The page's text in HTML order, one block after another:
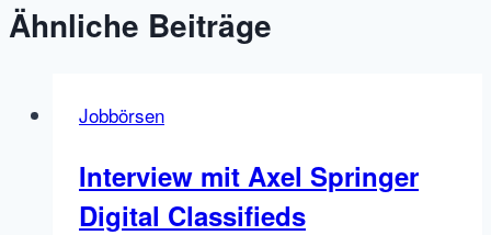
Ähnliche Beiträge
Jobbörsen
Interview mit Axel Springer
Digital Classifieds